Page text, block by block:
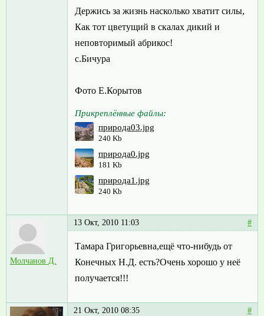
Держись за жизнь насколько хватит силы,
Как тот цветущий в скалах дикий и
неповторимый абрикос!
с.Бичура
Фото Е.Корытов
Прикреплённые файлы:
природа03.jpg
240 Kb
природа0.jpg
181 Kb
природа1.jpg
240 Kb
Молчанов Д.
13 Окт, 2010 11:03 #
Тамара Григорьевна,ещё что-нибудь от
Конечных Н.Д. есть?Очень хорошо у неё
получается!!!
21 Окт, 2010 08:35 #